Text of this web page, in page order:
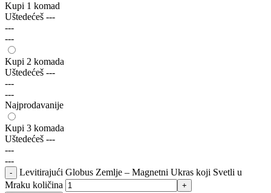
Kupi 1 komad
Uštedećeš ---
---
---
Kupi 2 komada
Uštedećeš ---
---
---
Najprodavanije
Kupi 3 komada
Uštedećeš ---
---
---
Levitirajući Globus Zemlje – Magnetni Ukras koji Svetli u
Mraku količina